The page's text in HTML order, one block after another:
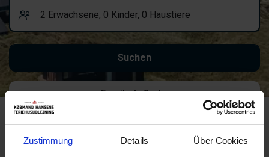
Zustimmung Details Über Cookies
Erweiterte Suche
Ups! Hier ist etwas
schiefgegangen.